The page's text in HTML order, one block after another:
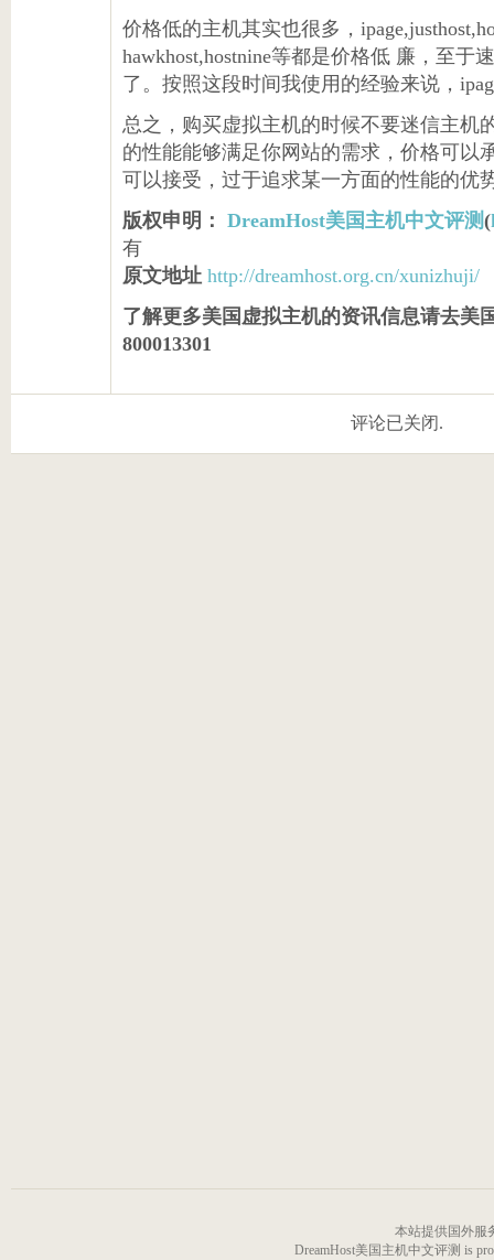
价格低的主机其实也很多，
hawkhost,hostnine等都是价格低 廉，至于
了。按照这段时间我使用的经验来说，
总之，购买虚拟主机的时候不要迷信主机
的性能能够满足你网站的需求，价格可以
可以接受，过于追求某一方面的性能的优
版权申明： DreamHost美国主机中文评测(
有
原文地址 http://dreamhost.org.cn/xunizhuji/
了解更多美国虚拟主机的资讯信息请去美
800013301
评论已关闭.
本站提供国外服
DreamHost美国主机中文评测 is